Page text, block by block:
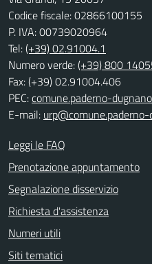
Codice fiscale: 02866100155
P. IVA: 00739020964
Tel:(+39) 02.91004.1
Numero verde:(+39) 800
Fax: (+39) 02.91004.406
PEC:comune.paderno-
E-mail:
Leggi le FAQ
Prenotazione appuntamento
Segnalazione disservizio
Richiesta d'assistenza
Numeri utili
Siti tematici